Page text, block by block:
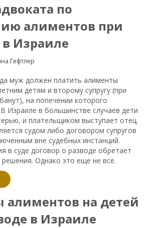
по
алиментов при
в Израиле
Гефтлер
муж должен платить алименты
детям и второму супругу (при
на попечении которого
Израиле в большинстве случаев дети
и плательщиком выступает отец.
судом либо договором супругов
вне судебных инстанций.
в суде договор о разводе обретает
решения. Однако это еще не всё.
алиментов на детей
в Израиле